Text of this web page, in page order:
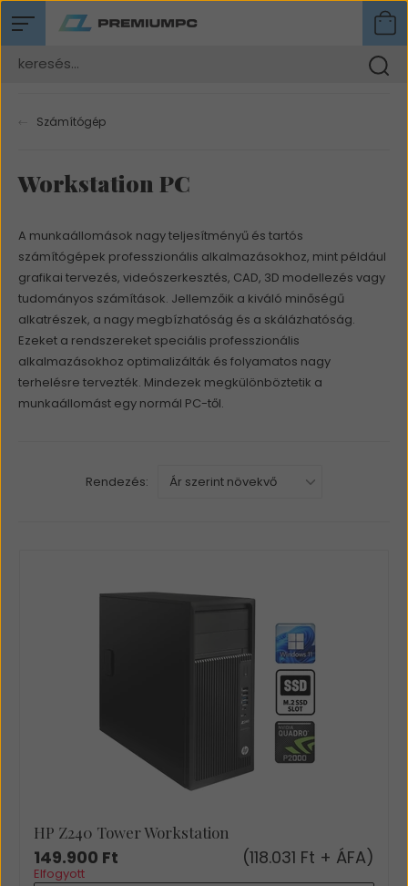
Számítógép
Workstation PC
A munkaállomások nagy teljesítményű és tartós
számítógépek professzionális alkalmazásokhoz, mint például
grafikai tervezés, videószerkesztés, CAD, 3D modellezés vagy
tudományos számítások. Jellemzőik a kiváló minőségű
alkatrészek, a nagy megbízhatóság és a skálázhatóság.
Ezeket a rendszereket speciális professzionális
alkalmazásokhoz optimalizálták és folyamatos nagy
terhelésre tervezték. Mindezek megkülönböztetik a
munkaállomást egy normál PC-től.
Rendezés:
HP Z240 Tower Workstation
149.900 Ft (118.031 Ft + ÁFA)
Elfogyott